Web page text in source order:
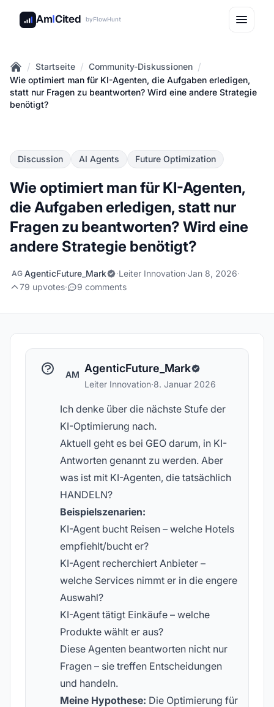
AmICited byFlowHunt
Home
/ Startseite / Community-Diskussionen /
Wie optimiert man für KI-Agenten, die Aufgaben erledigen,
statt nur Fragen zu beantworten? Wird eine andere Strategie
benötigt?
Discussion AI Agents Future Optimization
Wie optimiert man für KI-Agenten,
die Aufgaben erledigen, statt nur
Fragen zu beantworten? Wird eine
andere Strategie benötigt?
AG AgenticFuture_Mark ·Leiter Innovation·Jan 8, 2026·
79 upvotes· 9 comments
AM AgenticFuture_Mark
Leiter Innovation·8. Januar 2026
Ich denke über die nächste Stufe der
KI-Optimierung nach.
Aktuell geht es bei GEO darum, in KI-
Antworten genannt zu werden. Aber
was ist mit KI-Agenten, die tatsächlich
HANDELN?
Beispielszenarien:
KI-Agent bucht Reisen – welche Hotels
empfiehlt/bucht er?
KI-Agent recherchiert Anbieter –
welche Services nimmt er in die engere
Auswahl?
KI-Agent tätigt Einkäufe – welche
Produkte wählt er aus?
Diese Agenten beantworten nicht nur
Fragen – sie treffen Entscheidungen
und handeln.
Meine Hypothese: Die Optimierung für